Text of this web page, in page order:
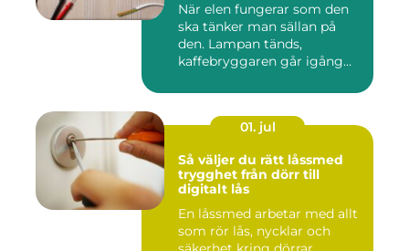
När elen fungerar som den
ska tänker man sällan på
den. Lampan tänds,
kaffebryggaren går igång
01. jul
Så väljer du rätt låssmed
trygghet från dörr till
digitalt lås
En låssmed arbetar med allt
som rör lås, nycklar och